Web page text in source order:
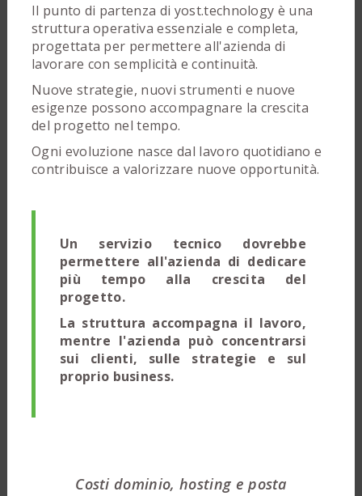
Il punto di partenza di yost.technology è una
struttura operativa essenziale e completa,
progettata per permettere all'azienda di
lavorare con semplicità e continuità.
Nuove strategie, nuovi strumenti e nuove
esigenze possono accompagnare la crescita
del progetto nel tempo.
Ogni evoluzione nasce dal lavoro quotidiano e
contribuisce a valorizzare nuove opportunità.
Un servizio tecnico dovrebbe
permettere all'azienda di dedicare
più tempo alla crescita del
progetto.
La struttura accompagna il lavoro,
mentre l'azienda può concentrarsi
sui clienti, sulle strategie e sul
proprio business.
Costi dominio, hosting e posta